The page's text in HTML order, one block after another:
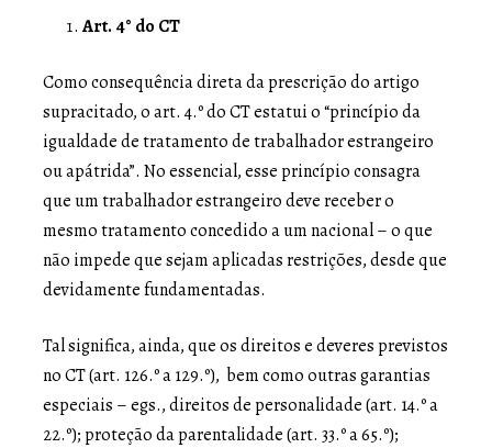
Art. 4° do CT
Como consequência direta da prescrição do artigo
supracitado, o art. 4.º do CT estatui o “princípio da
igualdade de tratamento de trabalhador estrangeiro
ou apátrida”. No essencial, esse princípio consagra
que um trabalhador estrangeiro deve receber o
mesmo tratamento concedido a um nacional – o que
não impede que sejam aplicadas restrições, desde que
devidamente fundamentadas.
Tal significa, ainda, que os direitos e deveres previstos
no CT (art. 126.º a 129.º), bem como outras garantias
especiais – egs., direitos de personalidade (art. 14.º a
22.º); proteção da parentalidade (art. 33.º a 65.º);